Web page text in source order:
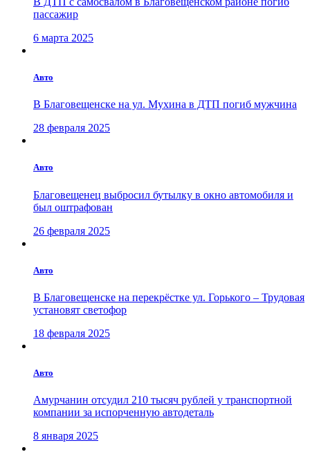
пассажир
6 марта 2025
Авто
В Благовещенске на ул. Мухина в ДТП погиб мужчина
28 февраля 2025
Авто
Благовещенец выбросил бутылку в окно автомобиля и
был оштрафован
26 февраля 2025
Авто
В Благовещенске на перекрёстке ул. Горького – Трудовая
установят светофор
18 февраля 2025
Авто
Амурчанин отсудил 210 тысяч рублей у транспортной
компании за испорченную автодеталь
8 января 2025